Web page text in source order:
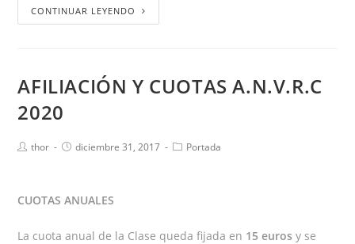
CONTINUAR LEYENDO
AFILIACIÓN Y CUOTAS A.N.V.R.C
2020
thor diciembre 31, 2017 Portada
CUOTAS ANUALES
La cuota anual de la Clase queda fijada en 15 euros y se